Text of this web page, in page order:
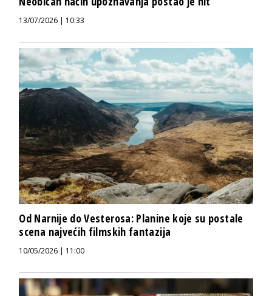
13/07/2026 | 10:33
Od Narnije do Vesterosa: Planine koje su postale
scena najvećih filmskih fantazija
10/05/2026 | 11:00